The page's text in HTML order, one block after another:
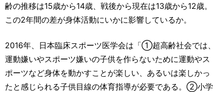
齢の推移は15歳から14歳、戦後から現在は13歳から12歳。
この2年間の差が身体活動にいかに影響しているか。
2016年、日本臨床スポーツ医学会は「①超高齢社会では、
運動嫌いやスポーツ嫌いの子供を作らないために運動やス
ポーツなど身体を動かすことが楽しい、あるいは楽しかっ
たと感じられる子供目線の体育指導が必要である。②小学